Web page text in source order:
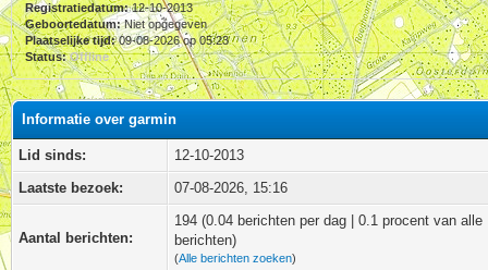
Registratiedatum:12-10-2013
Geboortedatum:Niet opgegeven
Plaatselijke tijd:09-08-2026 op 05:23
Status: Offline
Informatie over garmin
Lid sinds:
12-10-2013
Laatste bezoek:
07-08-2026, 15:16
Aantal berichten:
194 (0.04 berichten per dag | 0.1 procent van alle
berichten)
(Alle berichten zoeken)